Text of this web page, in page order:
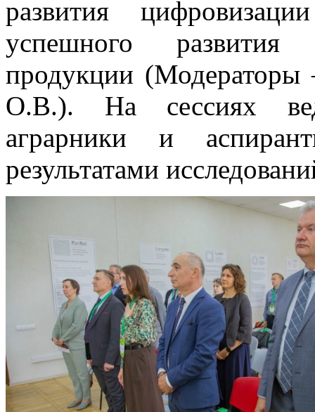
развития
успешного развития
продукции
О.В.). На сессиях
аграрники и
результатами